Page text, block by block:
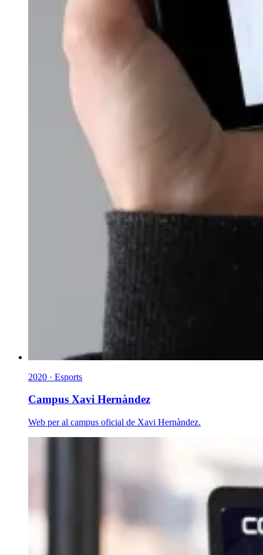
2020 · Esports
Campus Xavi Hernàndez
Web per al campus oficial de Xavi Hernàndez.